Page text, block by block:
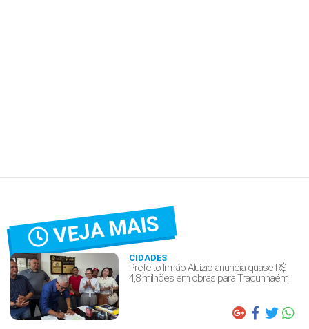
VEJA MAIS
CIDADES
Prefeito Irmão Aluízio anuncia quase R$
4,8 milhões em obras para Tracunhaém